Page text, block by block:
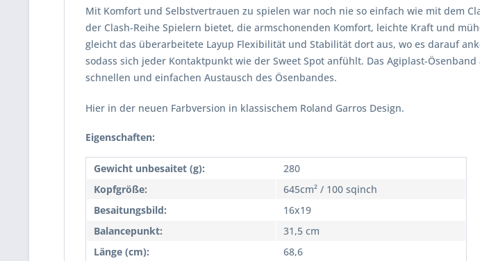
Mit Komfort und Selbstvertrauen zu spielen war noch nie so einfach wie mit dem
der Clash-Reihe Spielern bietet, die armschonenden Komfort, leichte Kraft und
gleicht das überarbeitete Layup Flexibilität und Stabilität dort aus, wo es darauf
sodass sich jeder Kontaktpunkt wie der Sweet Spot anfühlt. Das Agiplast-
schnellen und einfachen Austausch des Ösenbandes.
Hier in der neuen Farbversion in klassischem Roland Garros Design.
Eigenschaften:
Gewicht unbesaitet (g):
280
Kopfgröße:
645cm² / 100 sqinch
Besaitungsbild:
16x19
Balancepunkt:
31,5 cm
Länge (cm):
68,6